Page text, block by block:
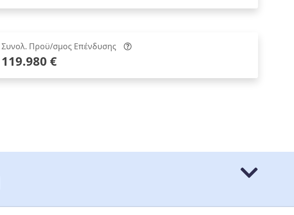
Συνολ. Προϋ/σμος Επένδυσης
119.980 €